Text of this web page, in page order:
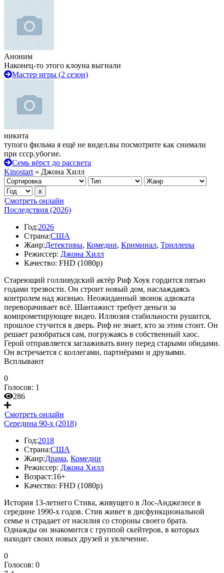
Аноним
Наконец-то этого клоуна выгнали
Мастер игры (2 сезон)
никита
тупого фильма я ещё не видел.вы посмотрите как снимали
при ссср.убогие.
Семь вёрст до рассвета
Kinostart » Джона Хилл
Смотреть онлайн
Последствия (2026)
Год:2026
Страна:США
Жанр:Детективы, Комедии, Криминал, Триллеры
Режиссер: Джона Хилл
Качество: FHD (1080p)
Стареющий голливудский актёр Риф Хоук гордится пятью
годами трезвости. Он строит новый дом, наслаждаясь
контролем над жизнью. Неожиданный звонок адвоката
переворачивает всё. Шантажист требует деньги за
компрометирующее видео. Иллюзия стабильности рушится,
прошлое стучится в дверь. Риф не знает, кто за этим стоит. Он
решает разобраться сам, погружаясь в собственный хаос.
Герой отправляется заглаживать вину перед старыми обидами.
Он встречается с коллегами, партнёрами и друзьями.
Всплывают
0
Голосов: 1
286
Смотреть онлайн
Середина 90-х (2018)
Год:2018
Страна:США
Жанр:Драма, Комедии
Режиссер: Джона Хилл
Возраст:16+
Качество: FHD (1080p)
История 13-летнего Стива, живущего в Лос-Анджелесе в
середине 1990-х годов. Стив живет в дисфункциональной
семье и страдает от насилия со стороны своего брата.
Однажды он знакомится с группой скейтеров, в которых
находит своих новых друзей и увлечение.
0
Голосов: 0